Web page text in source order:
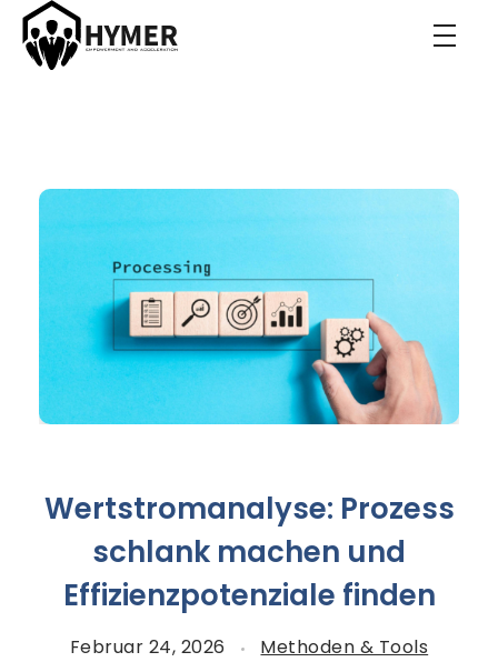
Wertstromanalyse: Prozess
schlank machen und
Effizienzpotenziale finden
Februar 24, 2026
Methoden & Tools